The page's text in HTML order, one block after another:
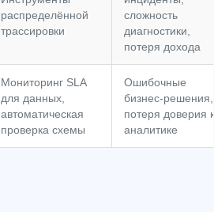
распределённой
трассировки
сложность
диагностики,
потеря дохода
Мониторинг SLA
для данных,
автоматическая
проверка схемы
Ошибочные
бизнес-решения,
потеря доверия к
аналитике